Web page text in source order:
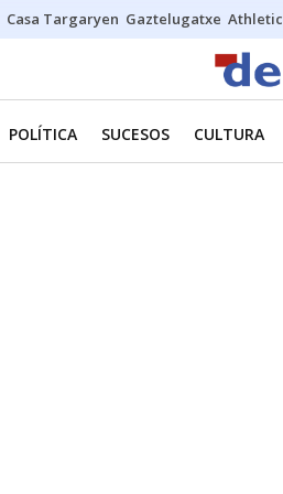
Casa Targaryen Gaztelugatxe Athletic
POLÍTICA SUCESOS CULTURA